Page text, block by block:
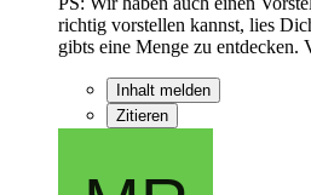
richtig vorstellen kannst, lies
gibts eine Menge zu entdecken.
Inhalt melden
Zitieren